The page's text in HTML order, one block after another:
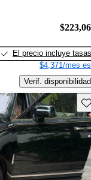
El precio incluye tasas
$4,371/mes
Verif. disponibilidad